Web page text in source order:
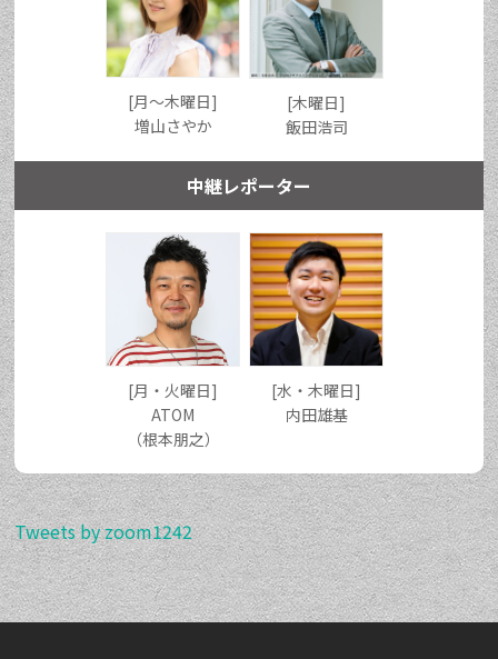
[月〜木曜日]
増山さやか
[木曜日]
飯田浩司
中継レポーター
[月・火曜日]
ATOM
（根本朋之）
[水・木曜日]
内田雄基
Tweets by zoom1242